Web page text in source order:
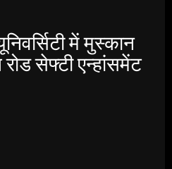
में मुस्कान
सेफ्टी एन्हांसमेंट